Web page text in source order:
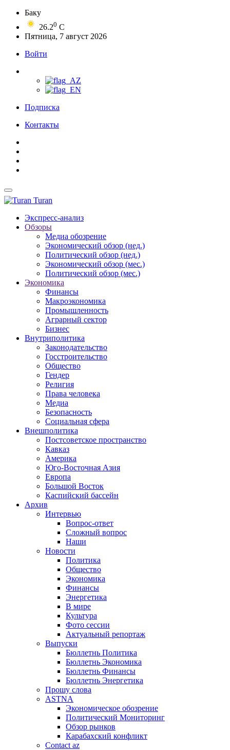
Баку
26.20 C
Пятница, 7 август 2026
Войти
Подписка
Контакты
Turan
Экспресс-анализ
Обзоры
Медиа обозрение
Экономический обзор (нед.)
Политический обзор (нед.)
Экономический обзор (мес.)
Политический обзор (мес.)
Экономика
Финансы
Макроэкономика
Промышленность
Аграрный сектор
Бизнес
Внутриполитика
Законодательство
Госстроительство
Общество
Гендер
Религия
Права человека
Медиа
Безопасность
Социальная сфера
Внешполитика
Постсоветское пространство
Кавказ
Америка
Юго-Восточная Азия
Европа
Большой Восток
Каспийский бассейн
Архив
Интервью
Вопрос-ответ
Сложный вопрос
Наши
Новости
Политика
Общество
Экономика
Финансы
Энергетика
В мире
Культура
Фото сессии
Актуальный репортаж
Выпуски
Бюллетнь Политика
Бюллетнь Экономика
Бюллетнь Финансы
Бюллетнь Энергетика
Прошу слова
ASTNA
Экономическое обозрение
Политический Мониторинг
Обзор рынков
Карабахский конфликт
Contact az